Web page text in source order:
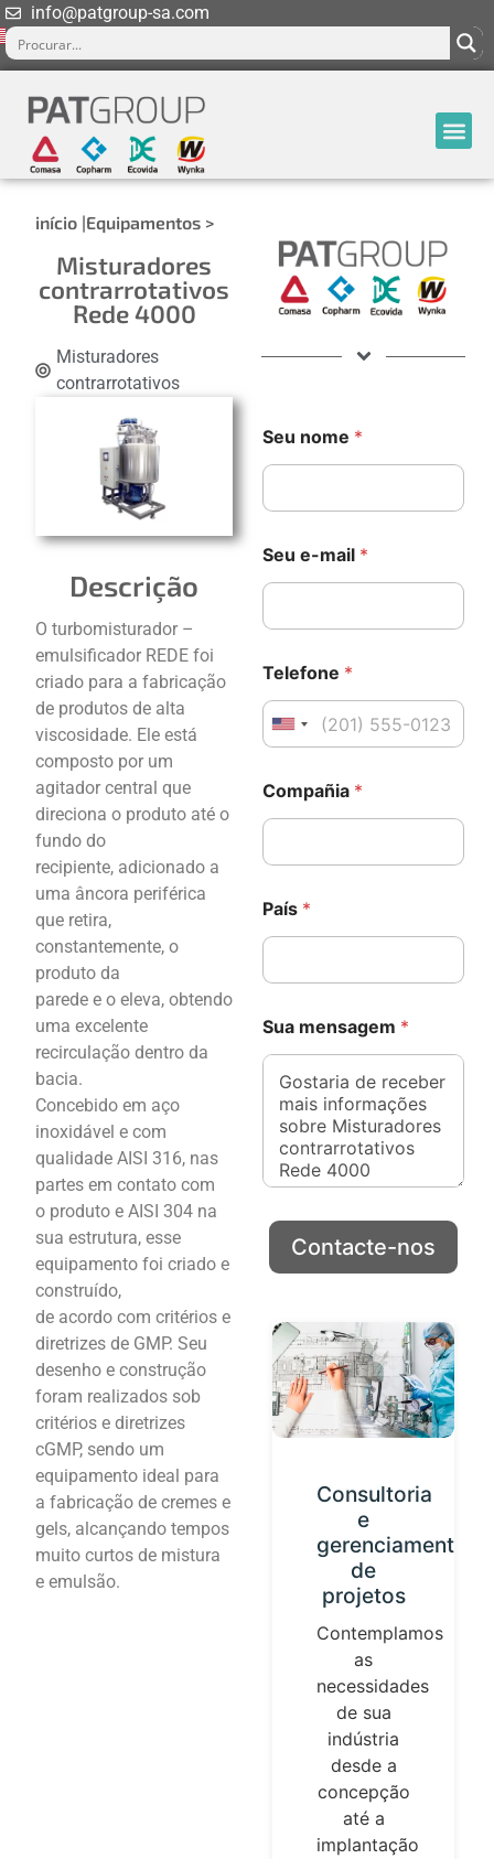
info@patgroup-sa.com
início |Equipamentos >
Misturadores
contrarrotativos
Rede 4000
Misturadores
contrarrotativos
Descrição
O turbomisturador –
emulsificador REDE foi
criado para a fabricação
de produtos de alta
viscosidade. Ele está
composto por um
agitador central que
direciona o produto até o
fundo do
recipiente, adicionado a
uma âncora periférica
que retira,
constantemente, o
produto da
parede e o eleva, obtendo
uma excelente
recirculação dentro da
bacia.
Concebido em aço
inoxidável e com
qualidade AISI 316, nas
partes em contato com
o produto e AISI 304 na
sua estrutura, esse
equipamento foi criado e
construído,
de acordo com critérios e
diretrizes de GMP. Seu
desenho e construção
foram realizados sob
critérios e diretrizes
cGMP, sendo um
equipamento ideal para
a fabricação de cremes e
gels, alcançando tempos
muito curtos de mistura
e emulsão.
Seu nome *
e
l
f
n
e
e
m
i
S
u
e
u
C
m
p
a
ñ
i
Seu e-mail *
Telefone *
United States +1
Compañia *
País *
Sua mensagem *
Contacte-nos
Calibração
do
instrumento
e loops
Consultoria
e
gerenciamento
de
projetos
Contemplamos
as
necessidades
de sua
indústria
desde a
concepção
até a
implantação